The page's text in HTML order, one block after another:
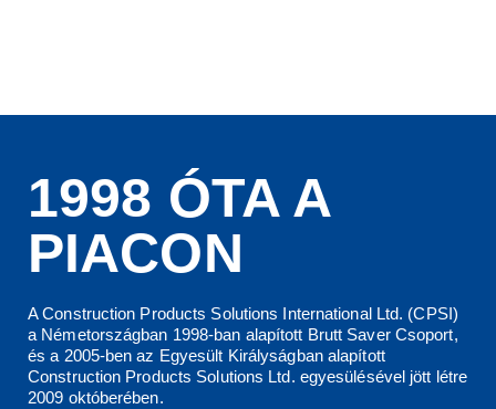
1998 ÓTA A
PIACON
A Construction Products Solutions International Ltd. (CPSI)
a Németországban 1998-ban alapított Brutt Saver Csoport,
és a 2005-ben az Egyesült Királyságban alapított
Construction Products Solutions Ltd. egyesülésével jött létre
2009 októberében.